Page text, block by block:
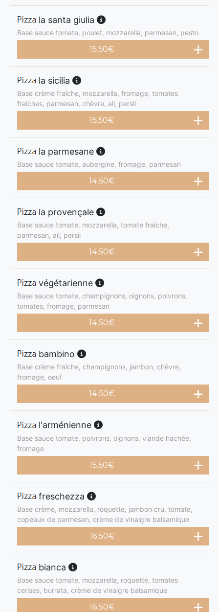
la santa giulia
Base sauce tomate, poulet, mozzarella, parmesan, pesto
15.50€
la sicilia
Base crème fraîche, mozzarella, fromage, tomates
fraîches, parmesan, chèvre, ail, persil
15.50€
la parmesane
Base sauce tomate, aubergine, fromage, parmesan
14.50€
la provençale
Base sauce tomate, mozzarella, tomate fraïche,
parmesan, ail, persil
14.50€
végétarienne
Base sauce tomate, champignons, oignons, poivrons,
tomates, fromage, parmesan
14.50€
bambino
Base crème fraïche, champignons, jambon, chèvre,
fromage, oeuf
14.50€
l'arménienne
Base sauce tomate, poivrons, oignons, viande hachée,
fromage
15.50€
freschezza
Base crème, mozzarella, roquette, jambon cru, tomate,
copeaux de parmesan, crème de vinaigre balsamique
16.50€
bianca
Base sauce tomate, mozzarella, roquette, tomates
cerises, burrata, crème de vinaigre balsamique
16.50€